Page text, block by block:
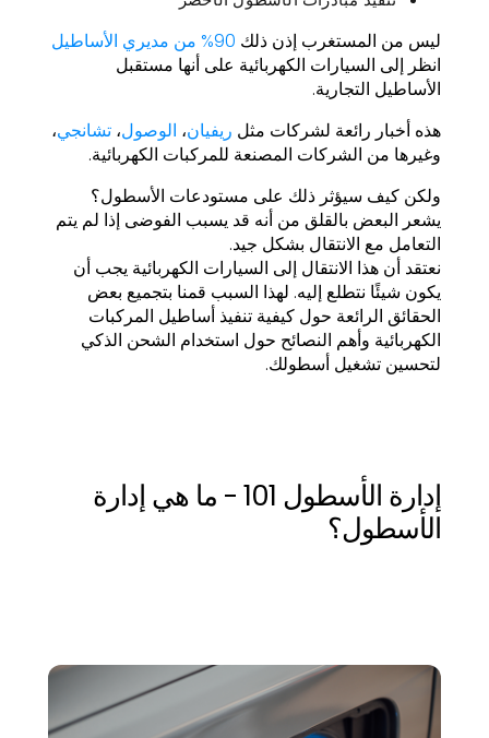
ليس من المستغرب إذن ذلك 90% من مديري الأساطيل
انظر إلى السيارات الكهربائية على أنها مستقبل
الأساطيل التجارية.
هذه أخبار رائعة لشركات مثل ريفيان، الوصول،تشانجي،
وغيرها من الشركات المصنعة للمركبات الكهربائية.
ولكن كيف سيؤثر ذلك على مستودعات الأسطول؟
يشعر البعض بالقلق من أنه قد يسبب الفوضى إذا لم يتم
التعامل مع الانتقال بشكل جيد.
نعتقد أن هذا الانتقال إلى السيارات الكهربائية يجب أن
يكون شيئًا نتطلع إليه. لهذا السبب قمنا بتجميع بعض
الحقائق الرائعة حول كيفية تنفيذ أساطيل المركبات
الكهربائية وأهم النصائح حول استخدام الشحن الذكي
لتحسين تشغيل أسطولك.
إدارة الأسطول 101 - ما هي إدارة
الأسطول؟